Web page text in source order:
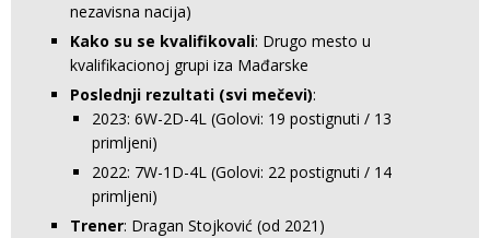
nezavisna nacija)
Kako su se kvalifikovali: Drugo mesto u
kvalifikacionoj grupi iza Mađarske
Poslednji rezultati (svi mečevi):
2023: 6W-2D-4L (Golovi: 19 postignuti / 13
primljeni)
2022: 7W-1D-4L (Golovi: 22 postignuti / 14
primljeni)
Trener: Dragan Stojković (od 2021)